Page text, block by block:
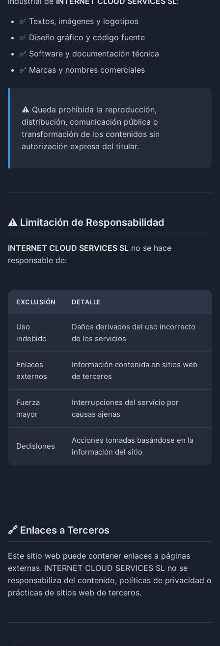
✅ Textos, imágenes y logotipos
✅ Diseño gráfico y código fuente
✅ Software y documentación técnica
✅ Marcas y nombres comerciales
⚠️ Queda prohibida la reproducción,
distribución, comunicación pública o
transformación de los contenidos sin
autorización expresa del titular.
⚠️ Limitación de Responsabilidad
INTERNET CLOUD SERVICES SL no se hace
responsable de:
EXCLUSIÓN DETALLE
Uso
indebido
Daños derivados del uso incorrecto
de los servicios
Enlaces
externos
Información contenida en sitios web
de terceros
Fuerza
mayor
Interrupciones del servicio por
causas ajenas
Decisiones
Acciones tomadas basándose en la
información del sitio
🔗 Enlaces a Terceros
Este sitio web puede contener enlaces a páginas
externas. INTERNET CLOUD SERVICES SL no se
responsabiliza del contenido, políticas de privacidad o
prácticas de sitios web de terceros.